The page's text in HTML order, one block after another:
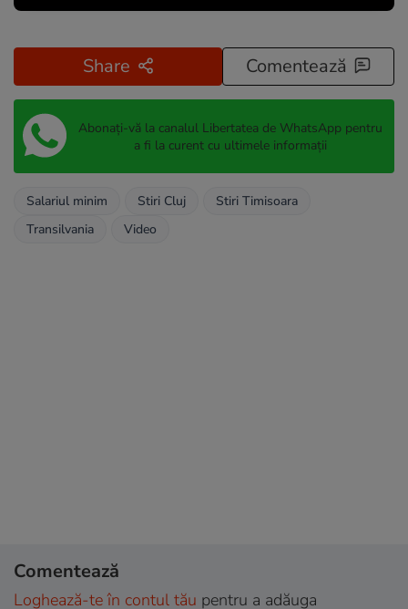
Share Comentează
Abonați-vă la canalul Libertatea de WhatsApp pentru
a fi la curent cu ultimele informații
Salariul minim Stiri Cluj
Stiri Timisoara
Transilvania
Video
Comentează
Loghează-te în contul tău pentru a adăuga